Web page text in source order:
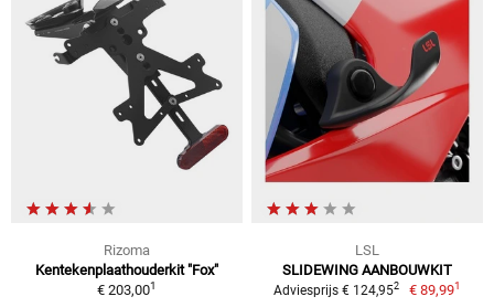
Rizoma
Kentekenplaathouderkit "Fox"
€ 203,001
LSL
SLIDEWING AANBOUWKIT
Adviesprijs € 124,952 € 89,991